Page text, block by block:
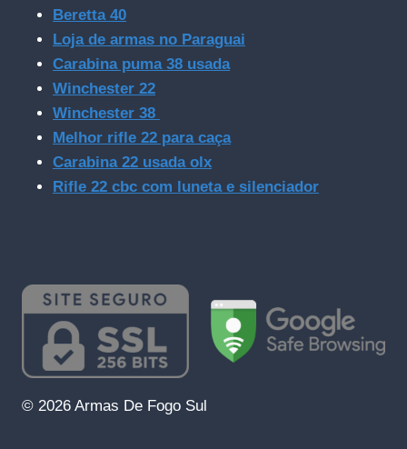
Beretta 40
Loja de armas no Paraguai
Carabina puma 38 usada
Winchester 22
Winchester 38
Melhor rifle 22 para caça
Carabina 22 usada olx
Rifle 22 cbc com luneta e silenciador
© 2026 Armas De Fogo Sul